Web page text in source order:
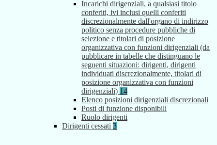
Incarichi dirigenziali, a qualsiasi titolo
conferiti, ivi inclusi quelli conferiti
discrezionalmente dall'organo di indirizzo
politico senza procedure pubbliche di
selezione e titolari di posizione
organizzativa con funzioni dirigenziali (da
pubblicare in tabelle che distinguano le
seguenti situazioni: dirigenti, dirigenti
individuati discrezionalmente, titolari di
posizione organizzativa con funzioni
dirigenziali) 14
Elenco posizioni dirigenziali discrezionali
Posti di funzione disponibili
Ruolo dirigenti
Dirigenti cessati 3